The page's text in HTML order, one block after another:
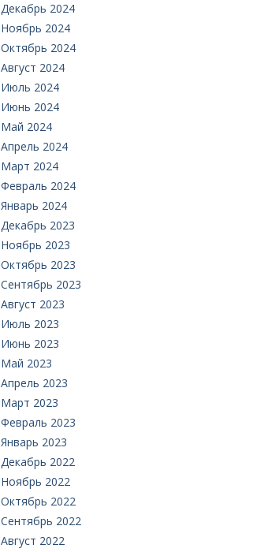
Декабрь 2024
Ноябрь 2024
Октябрь 2024
Август 2024
Июль 2024
Июнь 2024
Май 2024
Апрель 2024
Март 2024
Февраль 2024
Январь 2024
Декабрь 2023
Ноябрь 2023
Октябрь 2023
Сентябрь 2023
Август 2023
Июль 2023
Июнь 2023
Май 2023
Апрель 2023
Март 2023
Февраль 2023
Январь 2023
Декабрь 2022
Ноябрь 2022
Октябрь 2022
Сентябрь 2022
Август 2022